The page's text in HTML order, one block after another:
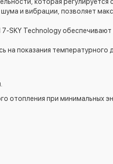
и вибрации, позволяет
SKY Technology
на показания температурного
при минимальных